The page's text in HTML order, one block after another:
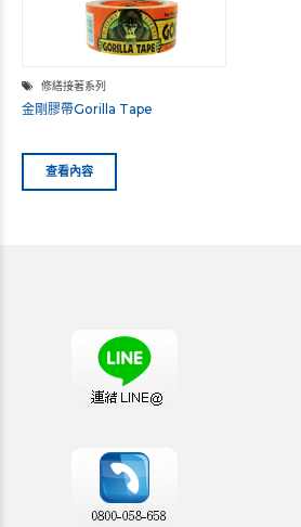
修繕接著系列
金剛膠帶Gorilla Tape
查看內容